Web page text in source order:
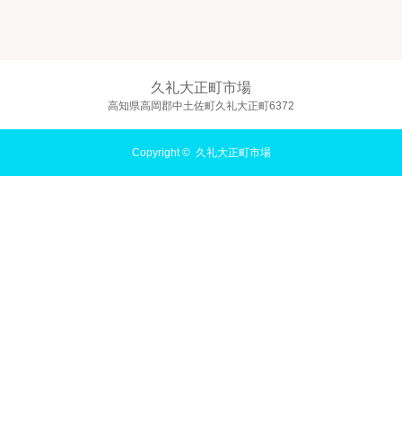
久礼大正町市場
高知県高岡郡中土佐町久礼大正町6372
Copyright © 久礼大正町市場